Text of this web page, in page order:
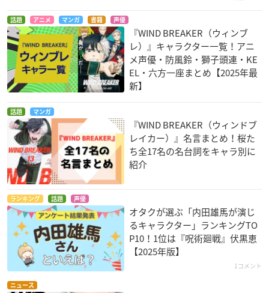
話題 アニメ マンガ 書籍 声優
『WIND BREAKER（ウィンブ
レ）』キャラクター一覧！アニ
メ声優・防風鈴・獅子頭連・KE
EL・六方一座まとめ【2025年最
新】
話題 マンガ
『WIND BREAKER（ウィンドブ
レイカー）』名言まとめ！桜た
ち全17名の名台詞をキャラ別に
紹介
ランキング 話題 声優
オタクが選ぶ「内田雄馬が演じ
るキャラクター」ランキングTO
P10！1位は『呪術廻戦』伏黒恵
【2025年版】
1コメント
ニュース